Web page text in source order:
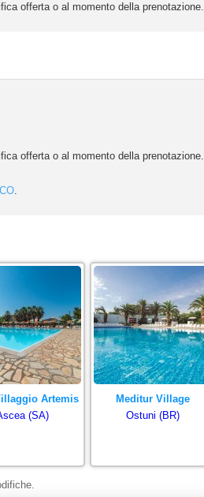
offerta o al momento della prenotazione.
offerta o al momento della prenotazione.
.
Artemis
(SA)
Meditur Village
Ostuni (BR)